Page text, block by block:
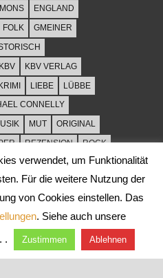
ENGLAND
FOLK
GMEINER
KBV
KBV VERLAG
LIEBE
LÜBBE
CONNELLY
MUT
ORIGINAL
REZENSION
ROCK
SACHBUCH
TOD
ULLSTEIN
verwendet, um Funktionalität
Für die weitere Nutzung der
von Cookies einstellen. Das
. Siehe auch unsere
. . Zustimmen Ablehnen